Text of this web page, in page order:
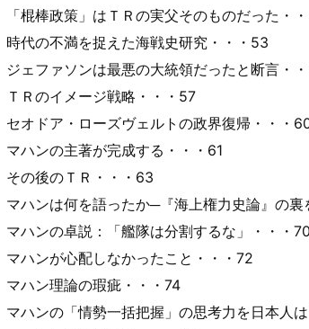
「棍棒政策」はＴＲの実父そのものだった・
時代の不満を捉えた海戦史研究・・・53
ジェファソンは最悪の大統領だったと断言・
ＴＲのイメージ戦略・・・57
セオドア・ローズヴェルトの政界復帰・・・
マハンの主著が完成する・・・61
その後のＴＲ・・・63
マハンは何を語ったか─『海上権力史論』の裏
マハンの卓説：「艦隊は分割するな」・・・70
マハンが心配しなかったこと・・・72
マハン理論の瑕疵・・・74
マハンの「情勢一括把握」の思考力を日本人